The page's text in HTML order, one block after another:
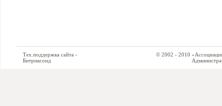
Тех.поддержка сайта -
Битриксоид
© 2002 - 2010 «Ассоциация